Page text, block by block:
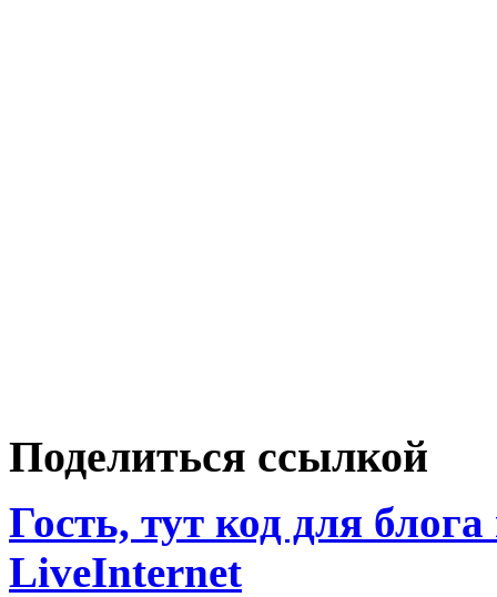
Поделиться ссылкой
Гость, тут код для
LiveInternet